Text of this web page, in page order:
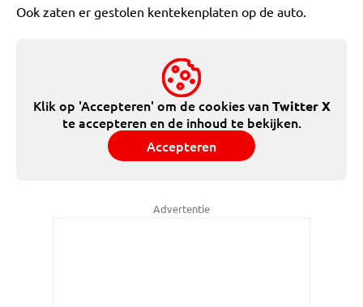
Ook zaten er gestolen kentekenplaten op de auto.
Klik op 'Accepteren' om de cookies vanTwitter X
te accepteren en de inhoud te bekijken.
Accepteren
Advertentie